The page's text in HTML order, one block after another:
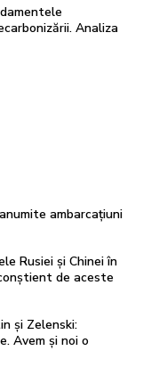
Analiza
ambarcațiuni
Rusiei și Chinei în
de aceste
și Zelenski:
Avem și noi o